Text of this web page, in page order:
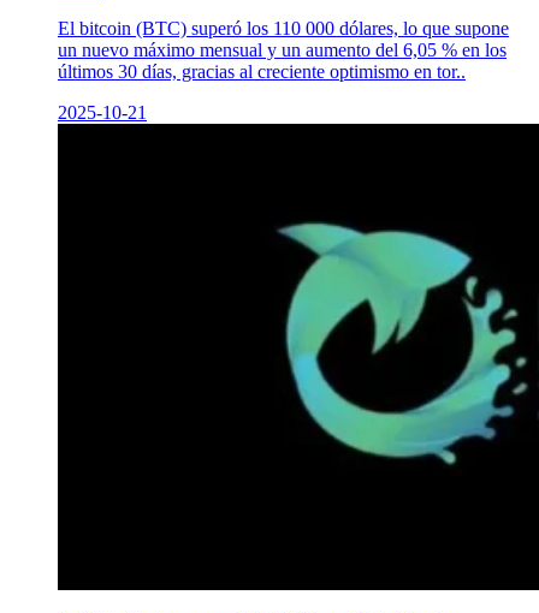
El bitcoin (BTC) superó los 110 000 dólares, lo que supone
un nuevo máximo mensual y un aumento del 6,05 % en los
últimos 30 días, gracias al creciente optimismo en tor..
2025-10-21